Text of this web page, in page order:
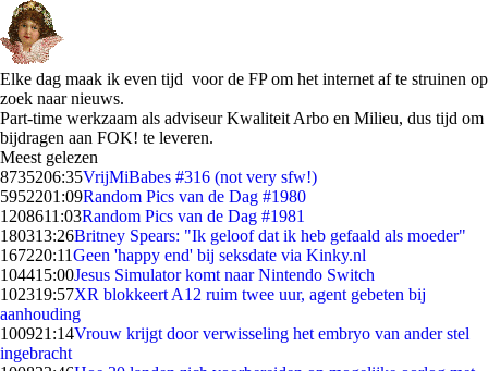
Elke dag maak ik even tijd voor de FP om het internet af te struinen op
zoek naar nieuws.
Part-time werkzaam als adviseur Kwaliteit Arbo en Milieu, dus tijd om
bijdragen aan FOK! te leveren.
Meest gelezen
8735206:35VrijMiBabes #316 (not very sfw!)
5952201:09Random Pics van de Dag #1980
1208611:03Random Pics van de Dag #1981
180313:26Britney Spears: "Ik geloof dat ik heb gefaald als moeder"
167220:11Geen 'happy end' bij seksdate via Kinky.nl
104415:00Jesus Simulator komt naar Nintendo Switch
102319:57XR blokkeert A12 ruim twee uur, agent gebeten bij
aanhouding
100921:14Vrouw krijgt door verwisseling het embryo van ander stel
ingebracht